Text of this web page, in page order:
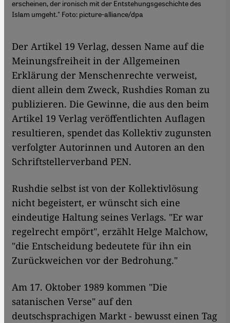
erscheinen, der ironisch mit der Entstehungsgeschichte des
Islam umgeht." Foto: picture-alliance/dpa
Der Artikel 19 Verlag, dessen Name auf die
Meinungsfreiheit in der Allgemeinen
Erklärung der Menschenrechte verweist,
dient allein dem Zweck, Rushdies Roman zu
publizieren. Die Gewinne, die aus den beim
Artikel 19 Verlag veröffentlichten Auflagen
resultieren, spendet das Kollektiv zugunsten
verfolgter Autorinnen und Autoren an den
Schriftstellerverband PEN.
Rushdie selbst ist von der Kollektivlösung
nicht begeistert, er wünscht sich eine
eindeutige Haltung seines Verlags. "Er war
regelrecht empört", erzählt Helge Malchow,
"die Entscheidung bedeutete für ihn ein
Zurückweichen vor der Bedrohung."
Am 17. Oktober 1989 kommen "Die
satanischen Verse" auf den
deutschsprachigen Markt - bewusst einen Tag